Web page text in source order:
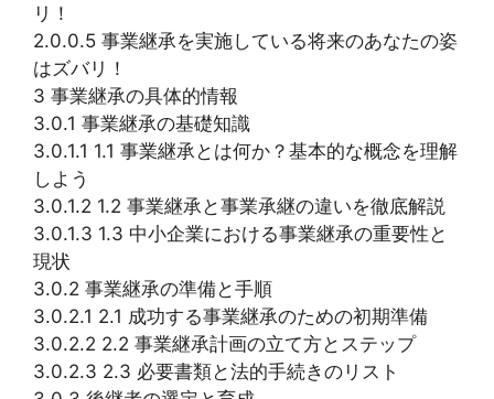
リ！
2.0.0.5 事業継承を実施している将来のあなたの姿
はズバリ！
3 事業継承の具体的情報
3.0.1 事業継承の基礎知識
3.0.1.1 1.1 事業継承とは何か？基本的な概念を理解
しよう
3.0.1.2 1.2 事業継承と事業承継の違いを徹底解説
3.0.1.3 1.3 中小企業における事業継承の重要性と
現状
3.0.2 事業継承の準備と手順
3.0.2.1 2.1 成功する事業継承のための初期準備
3.0.2.2 2.2 事業継承計画の立て方とステップ
3.0.2.3 2.3 必要書類と法的手続きのリスト